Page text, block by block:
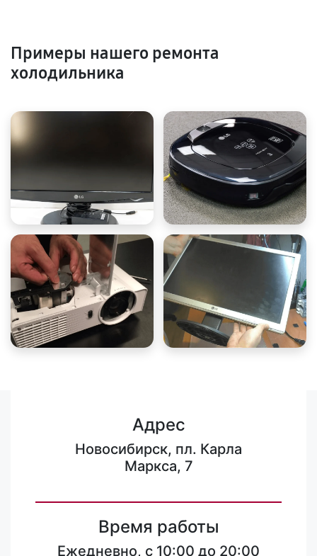
Примеры нашего ремонта
холодильника
Адрес
Новосибирск, пл. Карла
Маркса, 7
Время работы
Ежедневно, с 10:00 до 20:00